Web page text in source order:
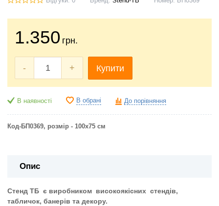
1.350 грн.
- + Купити
В наявності В обрані До порівняння
Код-БП0369, розмір - 100х75 см
Опис
Стенд ТБ є виробником високоякісних стендів,
табличок, банерів та декору.